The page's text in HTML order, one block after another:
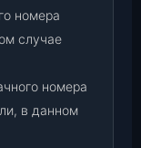
номера
случае
номера
в данном